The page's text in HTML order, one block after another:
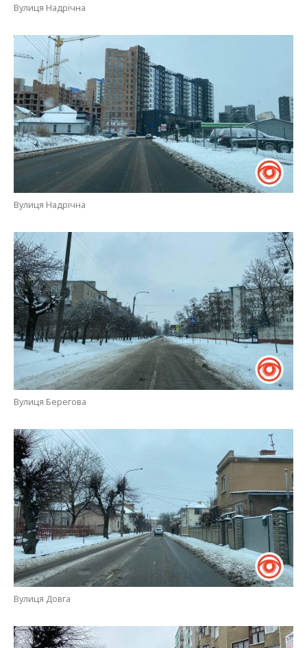
Вулиця Надрічна
Вулиця Надрічна
Вулиця Берегова
Вулиця Довга